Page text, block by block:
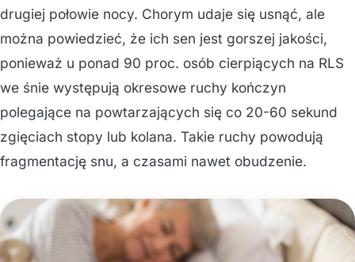
drugiej połowie nocy. Chorym udaje się usnąć, ale
można powiedzieć, że ich sen jest gorszej jakości,
ponieważ u ponad 90 proc. osób cierpiących na RLS
we śnie występują okresowe ruchy kończyn
polegające na powtarzających się co 20-60 sekund
zgięciach stopy lub kolana. Takie ruchy powodują
fragmentację snu, a czasami nawet obudzenie.